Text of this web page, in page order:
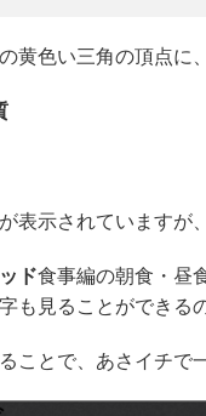
黄色い三角の頂点に、
表示されていますが
ド食事編の朝食・昼
も見ることができる
ことで、あさイチで